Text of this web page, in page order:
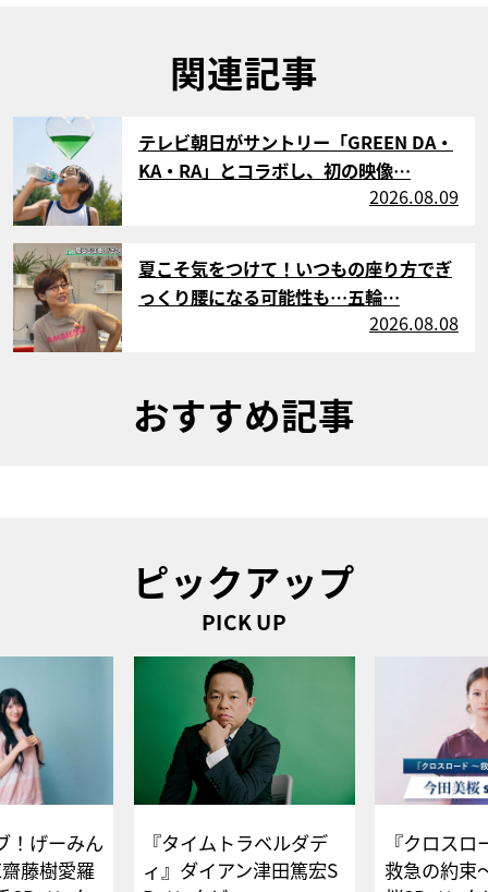
関連記事
テレビ朝日がサントリー「GREEN DA・
KA・RA」とコラボし、初の映像…
2026.08.09
サムネイル
夏こそ気をつけて！いつもの座り方でぎ
っくり腰になる可能性も…五輪…
2026.08.08
おすすめ記事
ピックアップ
PICK UP
！げーみん
藤樹愛羅
『タイムトラベルダデ
ィ』ダイアン津田篤宏S
『クロス
救急の約束